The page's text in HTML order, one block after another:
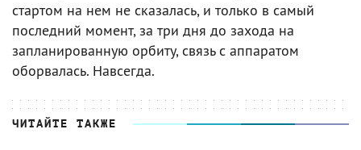
стартом на нем не сказалась, и только в самый
последний момент, за три дня до захода на
запланированную орбиту, связь с аппаратом
оборвалась. Навсегда.
ЧИТАЙТЕ ТАКЖЕ